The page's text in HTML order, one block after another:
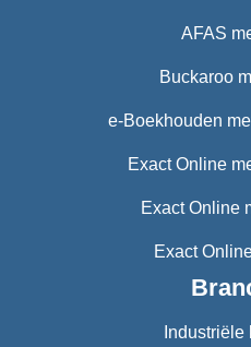
AFAS
Buckaroo
e-Boekhouden
Exact Online
Exact Online
Exact